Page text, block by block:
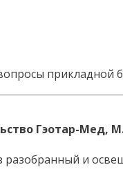
прикладной
Гэотар-Мед,
и